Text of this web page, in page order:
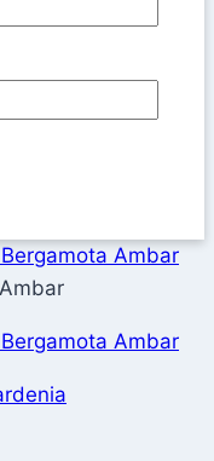
Ambar
Ambar